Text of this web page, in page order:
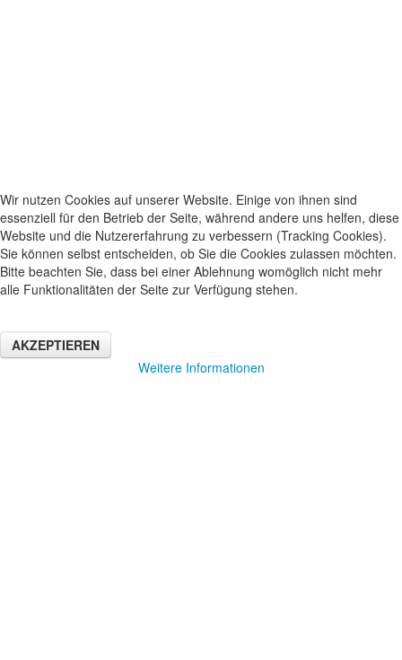
Wir nutzen Cookies auf unserer Website. Einige von ihnen sind
essenziell für den Betrieb der Seite, während andere uns helfen, diese
Website und die Nutzererfahrung zu verbessern (Tracking Cookies).
Sie können selbst entscheiden, ob Sie die Cookies zulassen möchten.
Bitte beachten Sie, dass bei einer Ablehnung womöglich nicht mehr
alle Funktionalitäten der Seite zur Verfügung stehen.
AKZEPTIEREN
Weitere Informationen